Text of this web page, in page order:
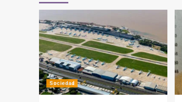
Sociedad